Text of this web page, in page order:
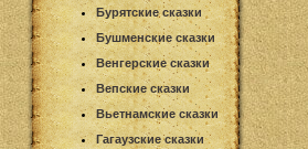
Бурятские сказки
Бушменские сказки
Венгерские сказки
Вепские сказки
Вьетнамские сказки
Гагаузские сказки